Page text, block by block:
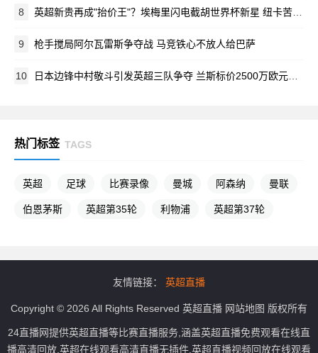
8 英超新贵再成"抬价王"？埃梅里闪电截胡世界杯新星 纽卡苦吞四连拒
9 枪手搅局阿尔瓦雷斯争夺战 马竞铁心不放人给巴萨
10 日本边锋中村敬斗引发英超三队争夺 兰斯标价2500万欧元待价而沽
热门标签 TAGS
英超 足球 比赛录像 曼城 阿森纳 曼联
伯恩茅斯 英超第35轮 利物浦 英超第37轮
友情链接： 英超直播
Copyright © 2026 All Rights Reserved 英超直播 网站地图 版权所有
24直播网提供英超直播等比赛直播服务,涵盖英超直播免费观看在线直
播高清回放,英超在线观看高清直播无插件,英超直播视频回放在线观看